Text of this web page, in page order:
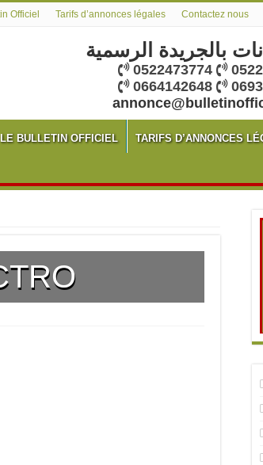
Officiel Tarifs d’annonces légales Contactez nous
بالجريدة الرسمية
0522473774
0664142648
BULLETIN OFFICIEL TARIFS D’ANNONCES